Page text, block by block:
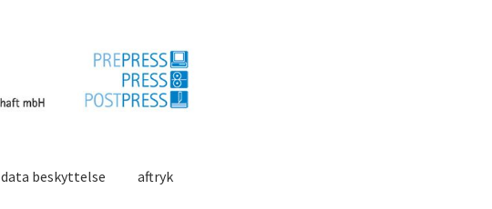
data beskyttelse aftryk